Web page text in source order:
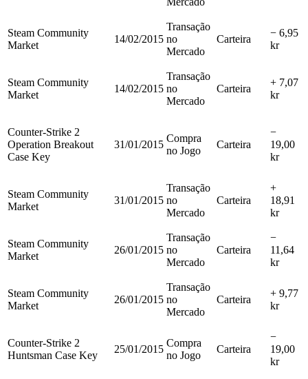
Steam Community
Market
14/02/2015
Transação
no
Mercado
Carteira
− 6,95
kr
Steam Community
Market
14/02/2015
Transação
no
Mercado
Carteira
+ 7,07
kr
Counter-Strike 2
Operation Breakout
Case Key
31/01/2015
Compra
no Jogo
Carteira
−
19,00
kr
Steam Community
Market
31/01/2015
Transação
no
Mercado
Carteira
+
18,91
kr
Steam Community
Market
26/01/2015
Transação
no
Mercado
Carteira
−
11,64
kr
Steam Community
Market
26/01/2015
Transação
no
Mercado
Carteira
+ 9,77
kr
Counter-Strike 2
Huntsman Case Key
25/01/2015
Compra
no Jogo
Carteira
−
19,00
kr